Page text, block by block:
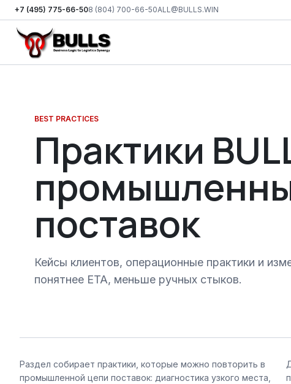
Перейти к основному контенту
+7 (495) 775-66-508 (804) 700-66-50ALL@BULLS.WIN
BEST PRACTICES
Практики
поставок
Кейсы клиентов, операционные практики и
понятнее ETA, меньше ручных стыков.
Раздел собирает практики, которые можно повторить в
промышленной цепи поставок: диагностика узкого места,